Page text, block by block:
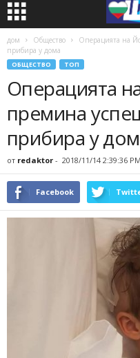
дом Общество
Операцията на
прибира у дома
ОБЩЕСТВО ТОП
Операцията
премина
прибира у
от redaktor - 2018/11/14 2:39:36 PM
Facebook